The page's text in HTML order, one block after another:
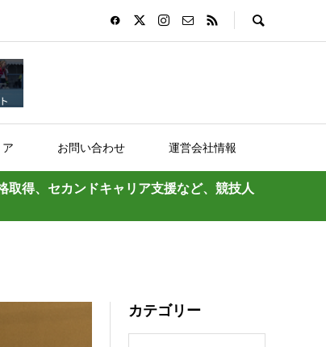
お問い合わせ 運営会社情報
得、セカンドキャリア支援など、競技人
カテゴリー